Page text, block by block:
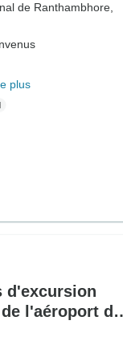
de Ranthambhore,
plus
d'excursion
l'aéroport de